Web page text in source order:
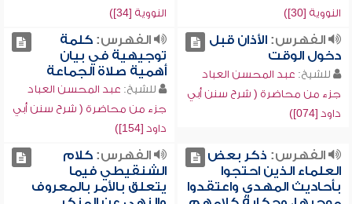
النووية [30])
النووية [34])
الفهرس:الأذان قبل
دخول الوقت
للشيخ: عبد المحسن العباد
جزء من محاضرة ( شرح سنن أبي
داود [074])
الفهرس:كلمة
توجيهية في بيان
أهمية صلاة الجماعة
للشيخ: عبد المحسن العباد
جزء من محاضرة ( شرح سنن أبي
داود [154])
الفهرس: ذكر بعض
العلماء الذين احتجوا
بأحاديث المهدي واعتقدوا
الفهرس:كلام
الشنقيطي فيما
يتعلق بالأمر بالمعروف